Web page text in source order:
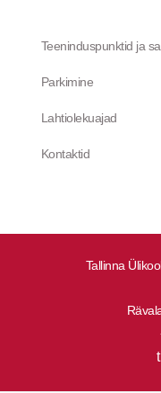
Tallinna
Teeninduspunktid ja
Parkimine
Lahtiolekuajad
Kontaktid